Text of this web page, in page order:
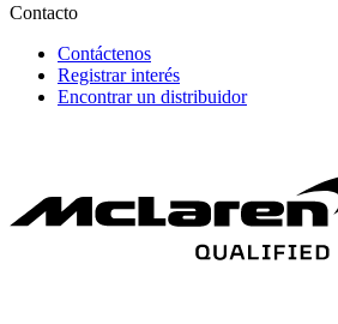
Contacto
Contáctenos
Registrar interés
Encontrar un distribuidor